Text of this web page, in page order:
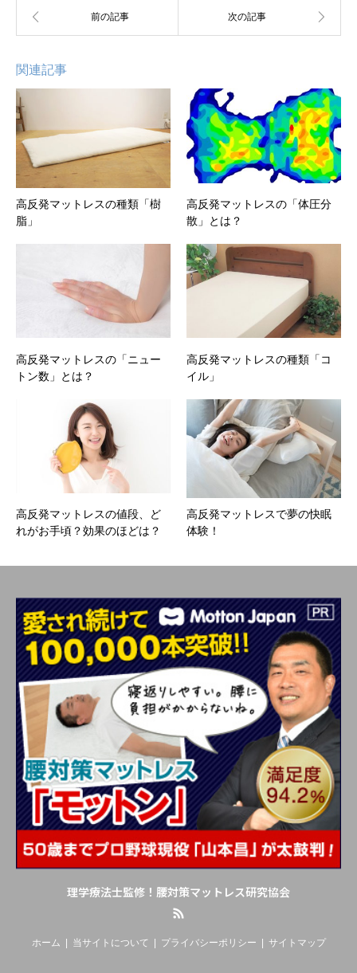
関連記事
高反発マットレスの種類「樹
脂」
高反発マットレスの「体圧分
散」とは？
高反発マットレスの「ニュー
トン数」とは？
高反発マットレスの種類「コ
イル」
高反発マットレスの値段、ど
れがお手頃？効果のほどは？
高反発マットレスで夢の快眠
体験！
理学療法士監修！腰対策マットレス研究協会
ホーム 当サイトについて プライバシーポリシー サイトマップ